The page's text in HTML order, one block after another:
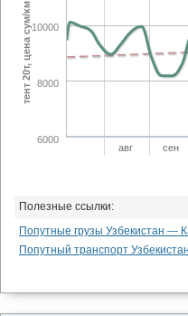
авг сен
6000
8000
10000
тент 20т, цена сум/км
Полезные ссылки:
Попутные грузы Узбекистан —
Попутный транспорт